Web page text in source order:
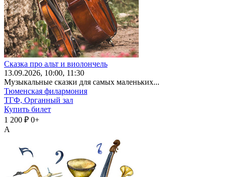
Сказка про альт и виолончель
13.09.2026, 10:00, 11:30
Музыкальные сказки для самых маленьких...
Тюменская филармония
ТГФ, Органный зал
Купить билет
1 200 ₽ 0+
А